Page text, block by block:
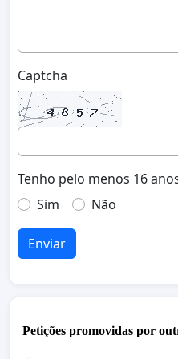
Captcha
Tenho pelo menos 16
Sim
Não
Enviar
Petições promovidas por